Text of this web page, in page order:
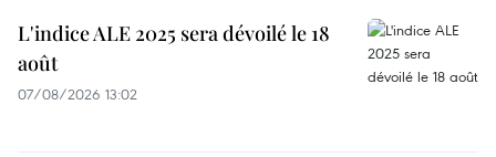
L'indice ALE 2025 sera dévoilé le 18
août
07/08/2026 13:02